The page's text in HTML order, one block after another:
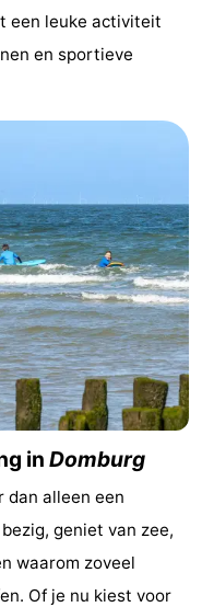
een leuke activiteit
en sportieve
in Domburg
dan alleen een
geniet van zee,
waarom zoveel
Of je nu kiest voor